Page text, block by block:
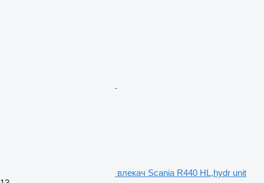
влекач Scania R440 HL,hydr unit